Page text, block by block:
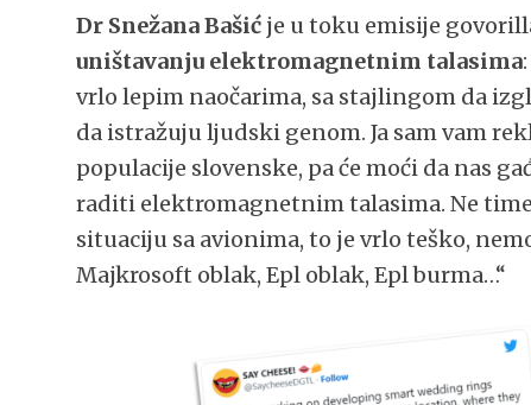
Dr Snežana Bašić je u toku emisije
uništavanju elektromagnetnim talasima
vrlo lepim naočarima, sa stajlingom da
da istražuju ljudski genom. Ja sam vam
populacije slovenske, pa će moći da nas
raditi elektromagnetnim talasima. Ne
situaciju sa avionima, to je vrlo teško,
Majkrosoft oblak, Epl oblak, Epl burma…“